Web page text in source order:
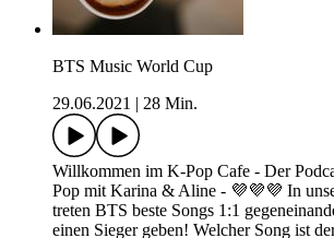
BTS Music World Cup
29.06.2021
28 Min.
Willkommen im K-Pop Cafe - Der
Pop mit Karina & Aline - 💜💜💜 In
treten BTS beste Songs 1:1
einen Sieger geben! Welcher Song ist